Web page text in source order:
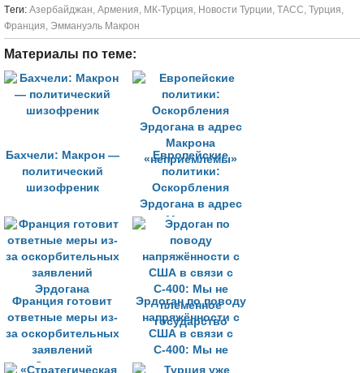
Tеги: Азербайджан, Армения, МК-Турция, Новости Турции, ТАСС, Турция,
Франция, Эммануэль Макрон
Материалы по теме:
Бахчели: Макрон —
политический
шизофреник
Европейские
политики:
Оскорбления
Эрдогана в адрес
Макрона
«неприемлемы»
Франция готовит
ответные меры из-
за оскорбительных
заявлений
Эрдогана
Эрдоган по поводу
напряжённости с
США в связи с
С-400: Мы не
племенное